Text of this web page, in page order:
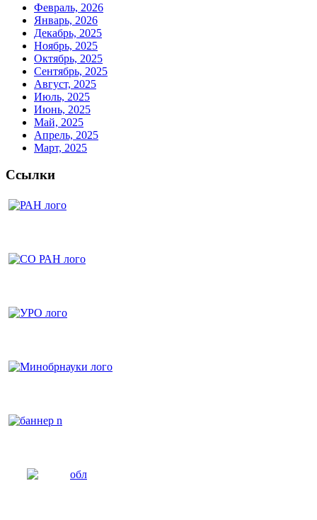
Февраль, 2026
Январь, 2026
Декабрь, 2025
Ноябрь, 2025
Октябрь, 2025
Сентябрь, 2025
Август, 2025
Июль, 2025
Июнь, 2025
Май, 2025
Апрель, 2025
Март, 2025
Ссылки